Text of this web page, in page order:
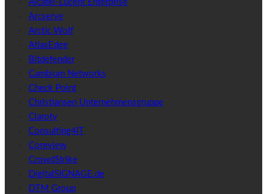
Alcatel-Lucent Enterprise
Arcserve
Arctic Wolf
AtlasEdge
Bitdefender
Cambium Networks
Check Point
Christiansen Unternehmensgruppe
Claroty
Consulting4IT
Coreview
CrowdStrike
DigitalSIGNAGE.de
DTM Group